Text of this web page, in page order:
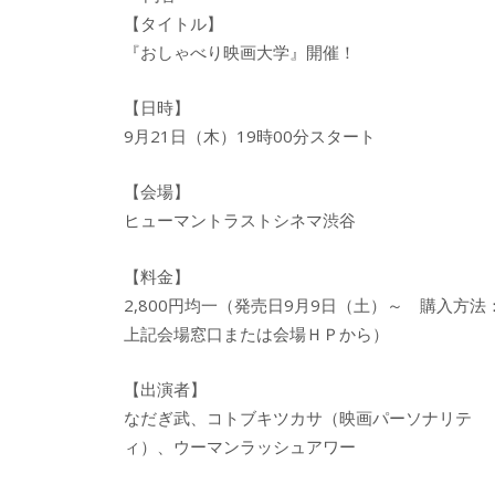
【タイトル】
『おしゃべり映画大学』開催！
【日時】
9月21日（木）19時00分スタート
【会場】
ヒューマントラストシネマ渋谷
【料金】
2,800円均一（発売日9月9日（土）～ 購入方法
上記会場窓口または会場ＨＰから）
【出演者】
なだぎ武、コトブキツカサ（映画パーソナリテ
ィ）、ウーマンラッシュアワー